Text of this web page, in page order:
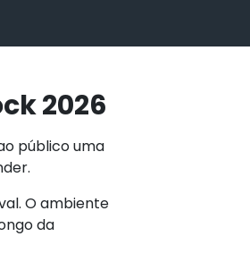
2026
público uma
O ambiente
da